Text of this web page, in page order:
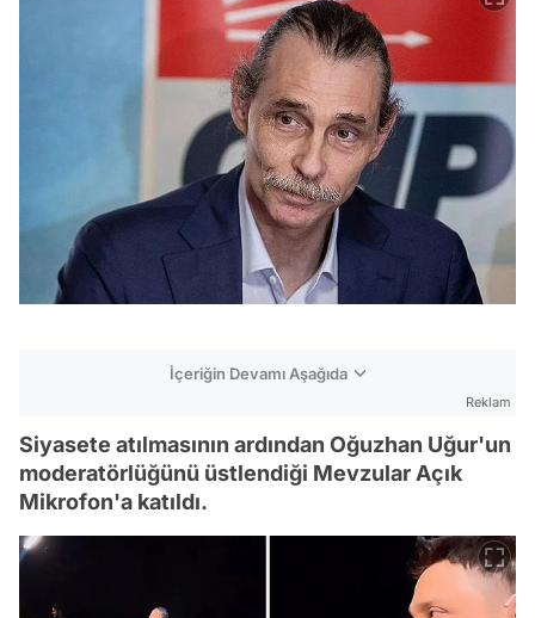
İçeriğin Devamı Aşağıda
Reklam
Siyasete atılmasının ardından Oğuzhan Uğur'un
moderatörlüğünü üstlendiği Mevzular Açık
Mikrofon'a katıldı.